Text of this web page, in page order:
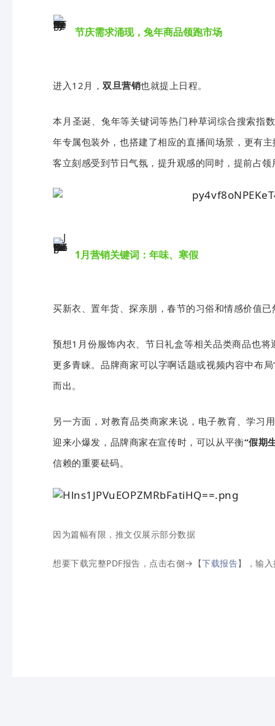
节庆需求涌现，兔年商品领跑市场
进入12月， 双旦营销也就提上日程。
本月圣诞、兔年等关键词等热门种草词综合搜索指
年专属包装外，也搭建了相应的直播间场景，更有
客立刻感受到节日气氛，提升观感的同时，提前占领
1月营销关键词：年味、寒假
买新衣、置年货、探亲朋，春节的习俗和情感价值
预想1月份服饰内衣、节日礼盒等相关品类商品也
更多青睐。品牌商家可以字啊话题或视频内容中布
而出。
另一方面，对教育品类商家来说，电子教育、学习
迎来小爆发，品牌商家在宣传时，可以从平衡“假期
信赖的重要砝码。
因为篇幅有限，推文仅展示部分数据
想要下载完整PDF报告，点击右侧→【下载报告】，输